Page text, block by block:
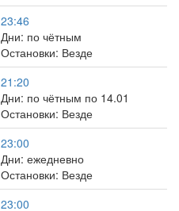
23:46
Дни: по чётным
Остановки: Везде
21:20
Дни: по чётным по 14.01
Остановки: Везде
23:00
Дни: ежедневно
Остановки: Везде
23:00